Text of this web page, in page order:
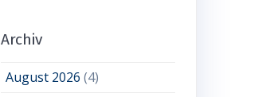
Archiv
August 2026 (4)